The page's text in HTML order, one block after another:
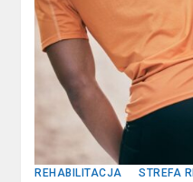
REHABILITACJA STREFA